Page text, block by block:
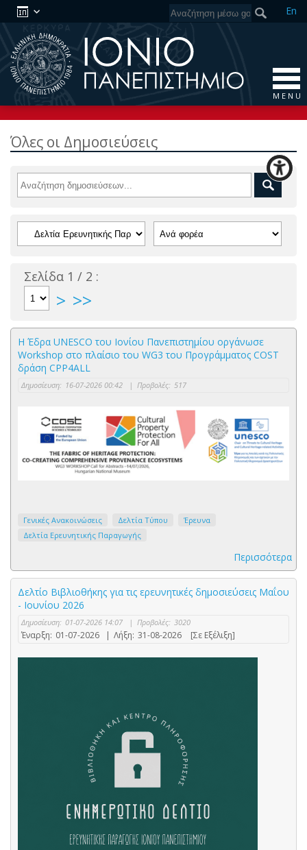
En
M E N U
Όλες οι Δημοσιεύσεις
Σελίδα 1 / 2 :
> >>
Η Έδρα UNESCO του Ιονίου Πανεπιστημίου οργάνωσε
Workshop στο πλαίσιο του WG3 του Προγράμματος COST
δράση CPP4ALL
Δημοσίευση: 16-07-2026 00:42 | Προβολές: 517
Γενικές Ανακοινώσεις Δελτία Τύπου
Έρευνα
Δελτία Ερευνητικής Παραγωγής
Περισσότερα
Δελτίο Βιβλιοθήκης για τις ερευνητικές δημοσιεύσεις Μαΐου
- Ιουνίου 2026
Δημοσίευση: 01-07-2026 14:07 | Προβολές: 3020
Έναρξη: 01-07-2026 | Λήξη: 31-08-2026 [Σε Εξέλιξη]